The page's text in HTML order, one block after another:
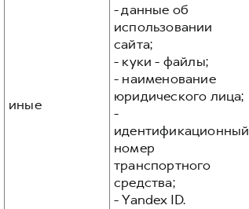
иные
- данные об
использовании
сайта;
- куки - файлы;
- наименование
юридического лица;
-
идентификационный
номер
транспортного
средства;
- Yandex ID.